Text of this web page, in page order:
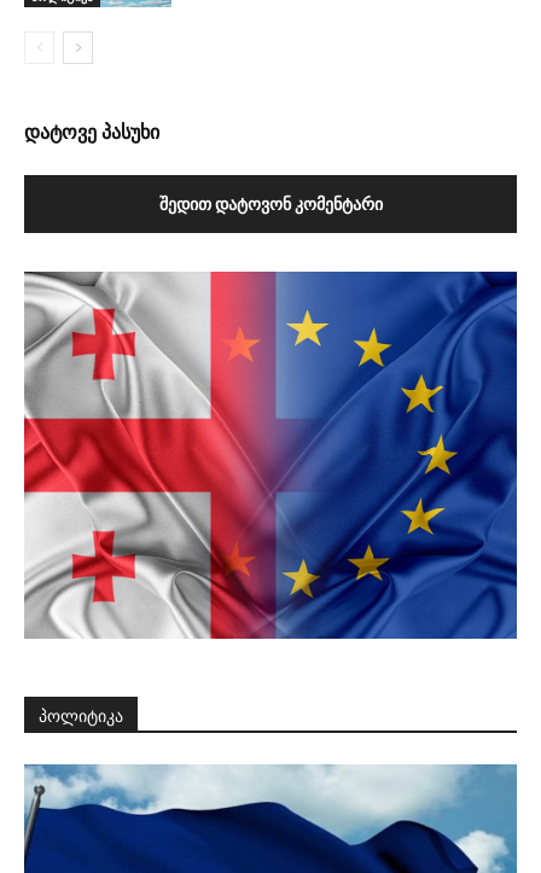
დატოვე პასუხი
ᲨᲔᲓᲘᲗ ᲓᲐᲢᲝᲕᲝᲜ ᲙᲝᲛᲔᲜᲢᲐᲠᲘ
პოლიტიკა